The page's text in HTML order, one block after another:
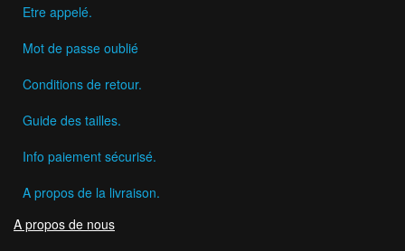
Etre appelé.
Mot de passe oublié
Conditions de retour.
Guide des tailles.
Info paiement sécurisé.
A propos de la livraison.
A propos de nous